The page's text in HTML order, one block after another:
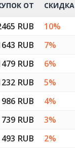
ОТ СКИДКА
RUB
10%
RUB
7%
RUB
6%
RUB
5%
986 RUB
4%
739 RUB
3%
493 RUB
2%